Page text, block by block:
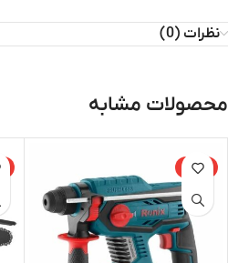
نظرات (0)
محصولات مشابه
-15%